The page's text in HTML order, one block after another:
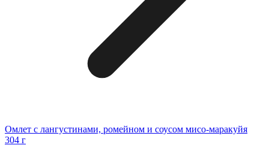
Омлет с лангустинами, ромейном и соусом мисо-маракуйя
304 г